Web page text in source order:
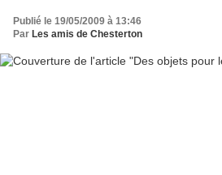
Publié le 19/05/2009 à 13:46
Par Les amis de Chesterton